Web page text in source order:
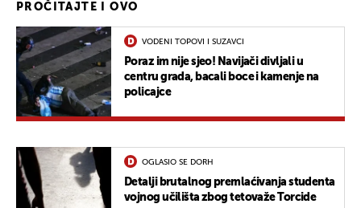
PROČITAJTE I OVO
VODENI TOPOVI I SUZAVCI
Poraz im nije sjeo! Navijači divljali u
centru grada, bacali boce i kamenje na
policajce
OGLASIO SE DORH
Detalji brutalnog premlaćivanja studenta
vojnog učilišta zbog tetovaže Torcide